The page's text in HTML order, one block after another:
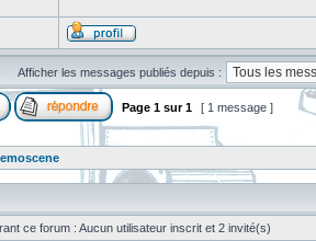
Afficher les messages publiés depuis :
Page 1 sur1 [ 1 message ]
ce forum : Aucun utilisateur inscrit et 2 invité(s)